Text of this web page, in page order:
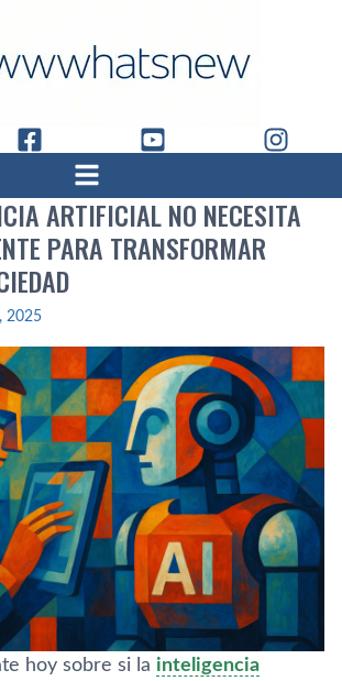
ARTIFICIAL NO NECESITA
PARA TRANSFORMAR
2025
hoy sobre si la inteligencia